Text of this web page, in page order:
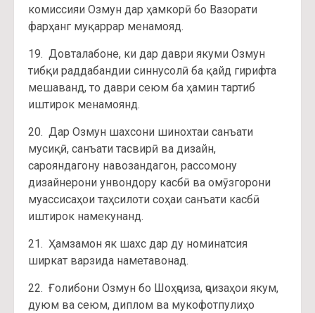
комиссияи Озмун дар ҳамкорӣ бо Вазорати
фарҳанг муқаррар менамояд.
19. Довталабоне, ки дар даври якуми Озмун
тибқи раддабандии синнусолӣ ба қайд гирифта
мешаванд, то даври сеюм ба ҳамин тартиб
иштирок менамоянд.
20. Дар Озмун шахсони шинохтаи санъати
мусиқӣ, санъати тасвирӣ ва дизайн,
сарояндагону навозандагон, рассомону
дизайнерони унвондору касбӣ ва омӯзгорони
муассисаҳои таҳсилоти соҳаи санъати касбӣ
иштирок намекунанд.
21. Ҳамзамон як шахс дар ду номинатсия
ширкат варзида наметавонад.
22. Ғолибони Озмун бо Шоҳҷоиза, ҷоизаҳои якум,
дуюм ва сеюм, диплом ва мукофотпулиҳо